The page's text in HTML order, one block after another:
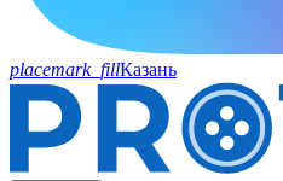
placemark_fillКазань